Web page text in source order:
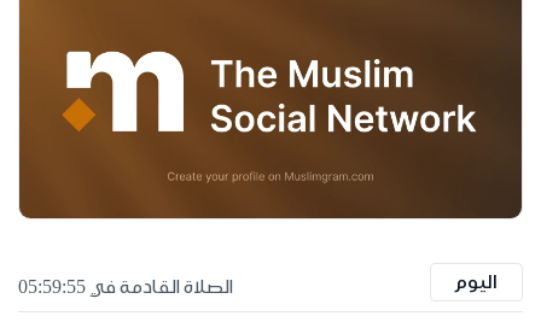
اليوم الصلاة القادمة في 05:59:55